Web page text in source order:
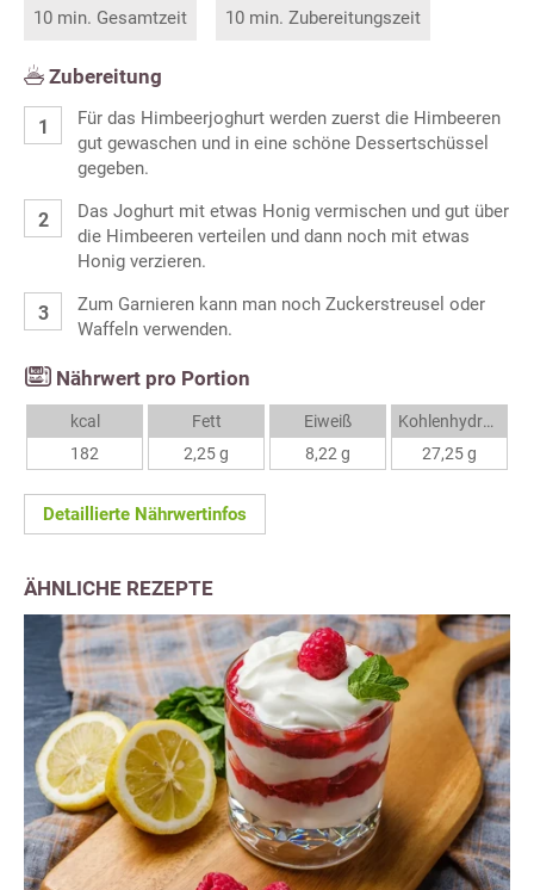
10 min. Gesamtzeit 10 min. Zubereitungszeit
Zubereitung
Für das Himbeerjoghurt werden zuerst die Himbeeren
gut gewaschen und in eine schöne Dessertschüssel
gegeben.
Das Joghurt mit etwas Honig vermischen und gut über
die Himbeeren verteilen und dann noch mit etwas
Honig verzieren.
Zum Garnieren kann man noch Zuckerstreusel oder
Waffeln verwenden.
Nährwert pro Portion
kcal
182
Fett
2,25 g
Eiweiß
8,22 g
Kohlenhydrate
27,25 g
Detaillierte Nährwertinfos
ÄHNLICHE REZEPTE